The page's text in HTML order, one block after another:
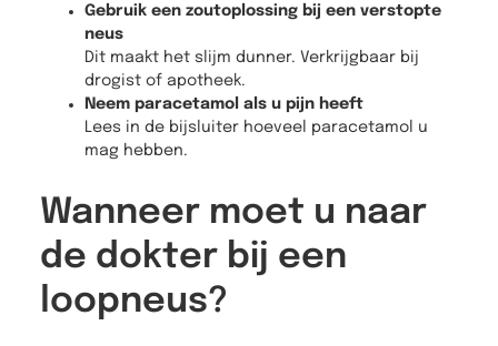
Gebruik een zoutoplossing bij een verstopte
neus
Dit maakt het slijm dunner. Verkrijgbaar bij
drogist of apotheek.
Neem paracetamol als u pijn heeft
Lees in de bijsluiter hoeveel paracetamol u
mag hebben.
Wanneer moet u naar
de dokter bij een
loopneus?